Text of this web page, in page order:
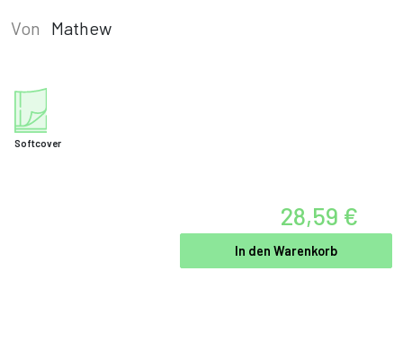
Von Mathew
Softcover
28,59 €
In den Warenkorb